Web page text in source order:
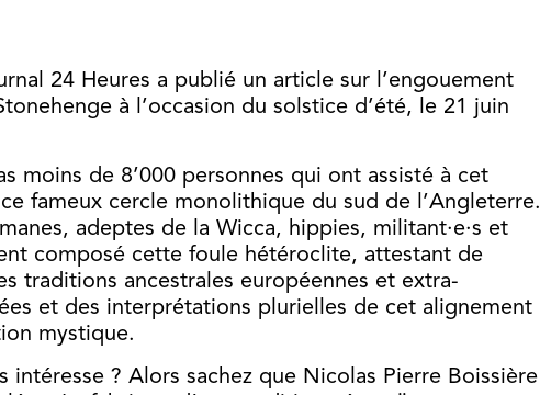
24 Heures a publié un article sur l’engouement
à l’occasion du solstice d’été, le 21 juin
moins de 8’000 personnes qui ont assisté à cet
fameux cercle monolithique du sud de l’Angleterre.
adeptes de la Wicca, hippies, militant·e·s et
composé cette foule hétéroclite, attestant de
traditions ancestrales européennes et extra-
et des interprétations plurielles de cet alignement
mystique.
intéresse ? Alors sachez que Nicolas Pierre Boissière